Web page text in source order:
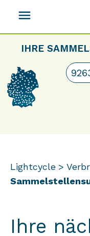
menu
IHRE
Lightcycle
Ihre